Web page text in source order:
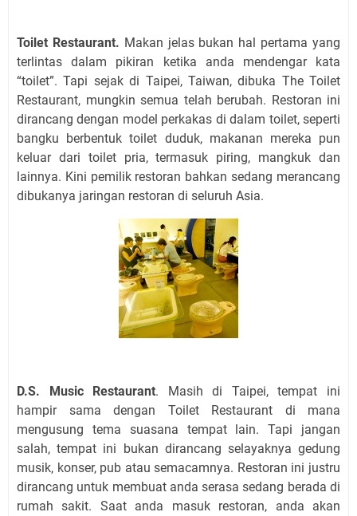
Toilet Restaurant. Makan jelas bukan hal pertama yang
terlintas dalam pikiran ketika anda mendengar kata
“toilet”. Tapi sejak di Taipei, Taiwan, dibuka The Toilet
Restaurant, mungkin semua telah berubah. Restoran ini
dirancang dengan model perkakas di dalam toilet, seperti
bangku berbentuk toilet duduk, makanan mereka pun
keluar dari toilet pria, termasuk piring, mangkuk dan
lainnya. Kini pemilik restoran bahkan sedang merancang
dibukanya jaringan restoran di seluruh Asia.
D.S. Music Restaurant. Masih di Taipei, tempat ini
hampir sama dengan Toilet Restaurant di mana
mengusung tema suasana tempat lain. Tapi jangan
salah, tempat ini bukan dirancang selayaknya gedung
musik, konser, pub atau semacamnya. Restoran ini justru
dirancang untuk membuat anda serasa sedang berada di
rumah sakit. Saat anda masuk restoran, anda akan